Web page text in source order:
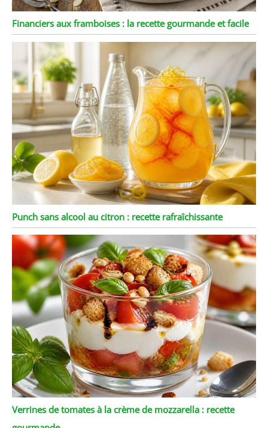
Financiers aux framboises : la recette gourmande et facile
Punch sans alcool au citron : recette rafraîchissante
Verrines de tomates à la crème de mozzarella : recette